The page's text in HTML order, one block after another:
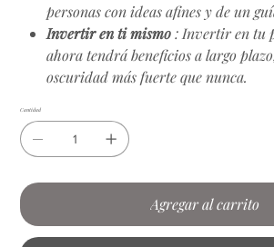
personas con ideas afines y de un
Invertir en ti mismo: Invertir en tu
ahora tendrá beneficios a largo
oscuridad más fuerte que nunca.
Cantidad
Agregar al carrito